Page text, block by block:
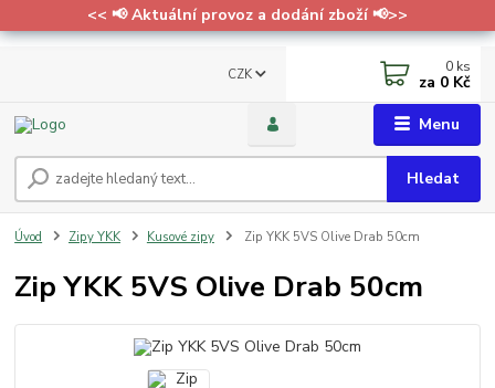
<< 📢 Aktuální provoz a dodání zboží 📢>>
Menu
CZK
Hledat
0 ks
za 0 Kč
Úvod Zipy YKK Kusové zipy Zip YKK 5VS Olive Drab 50cm
Zip YKK 5VS Olive Drab 50cm